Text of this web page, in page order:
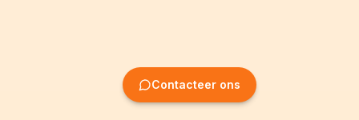
Contacteer ons